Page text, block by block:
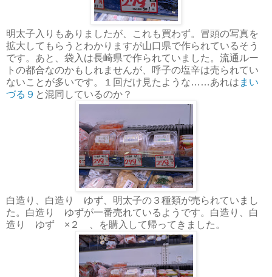
明太子入りもありましたが、これも買わず。冒頭の写真を
拡大してもらうとわかりますが山口県で作られているそう
です。あと、袋入は長崎県で作られていました。流通ルー
トの都合なのかもしれませんが、呼子の塩辛は売られてい
ないことが多いです。１回だけ見たような……あれは まい
づる９ と混同しているのか？
白造り、白造り ゆず、明太子の３種類が売られていまし
た。白造り ゆずが一番売れているようです。白造り、白
造り ゆず ×２ 、を購入して帰ってきました。